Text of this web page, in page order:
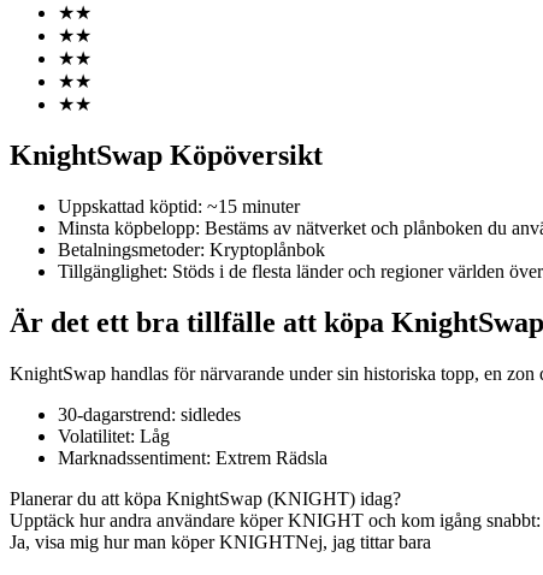
USDT Futures
COIN-M Futures
Futures för kryptovaluta
TradFi
Derivat för aktier, valuta, ädelmetaller och råvaror
★★
★★
★★
★★
★★
KnightSwap Köpöversikt
Uppskattad köptid: ~15 minuter
Minsta köpbelopp: Bestäms av nätverket och plånboken du
Betalningsmetoder: Kryptoplånbok
Tillgänglighet: Stöds i de flesta länder och regioner världen över
Är det ett bra tillfälle att köpa
KnightSwap handlas för närvarande under sin historiska topp, en
30-dagarstrend: sidledes
Volatilitet: Låg
Marknadssentiment: Extrem Rädsla
Planerar du att köpa KnightSwap (KNIGHT) idag?
Upptäck hur andra användare köper KNIGHT och kom igång snabbt:
Ja, visa mig hur man köper KNIGHTNej, jag tittar bara